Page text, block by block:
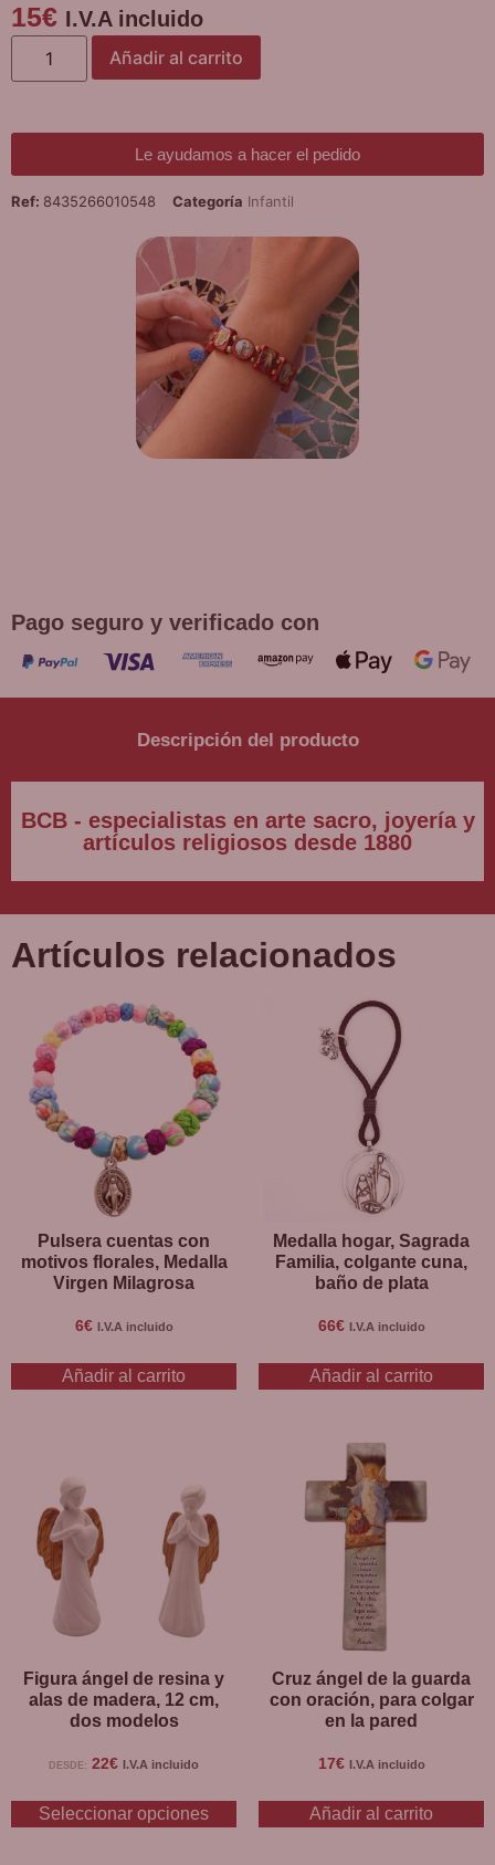
15€ I.V.A incluido
Añadir al carrito
Le ayudamos a hacer el pedido
Ref: 8435266010548 Categoría Infantil
Pago seguro y verificado con
Descripción del producto
BCB - especialistas en arte sacro, joyería y
artículos religiosos desde 1880
Artículos relacionados
Pulsera cuentas con
motivos florales, Medalla
Virgen Milagrosa
6€ I.V.A incluido
Añadir al carrito
Medalla hogar, Sagrada
Familia, colgante cuna,
baño de plata
66€ I.V.A incluido
Añadir al carrito
Figura ángel de resina y
alas de madera, 12 cm,
dos modelos
DESDE: 22€ I.V.A incluido
Seleccionar opciones
Cruz ángel de la guarda
con oración, para colgar
en la pared
17€ I.V.A incluido
Añadir al carrito